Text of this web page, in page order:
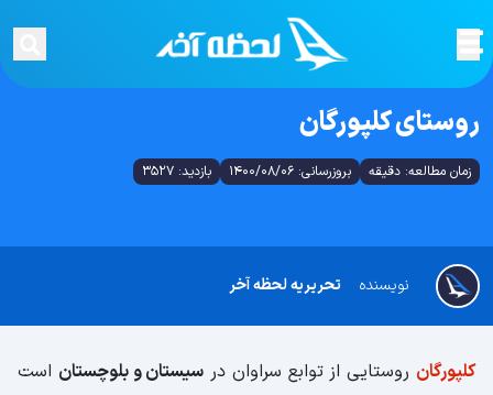
روستای کلپورگان
زمان مطالعه: دقیقه بروزرسانی: 1400/08/06 بازدید: 3527
تحریریه لحظه آخر نویسنده
کلپورگان روستایی از توابع سراوان در سیستان و بلوچستان است